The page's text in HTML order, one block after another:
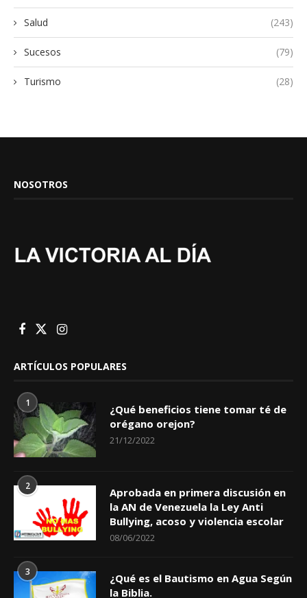
Salud (243)
Sucesos (79)
Turismo (28)
NOSOTROS
ARTÍCULOS POPULARES
1
¿Qué beneficios tiene tomar té de
orégano orejon?
21/12/2022
2
Aprobada en primera discusión en
la AN de Venezuela la Ley Anti
Bullying, acoso y violencia escolar
08/06/2022
3
¿Qué es el Bautismo en Agua Según
la Biblia.